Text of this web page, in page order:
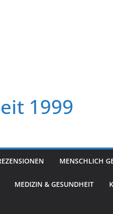
1999
MENSCHLICH
MEDIZIN & GESUNDHEIT